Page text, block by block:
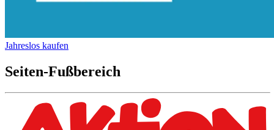
Jahreslos kaufen
Seiten-Fußbereich